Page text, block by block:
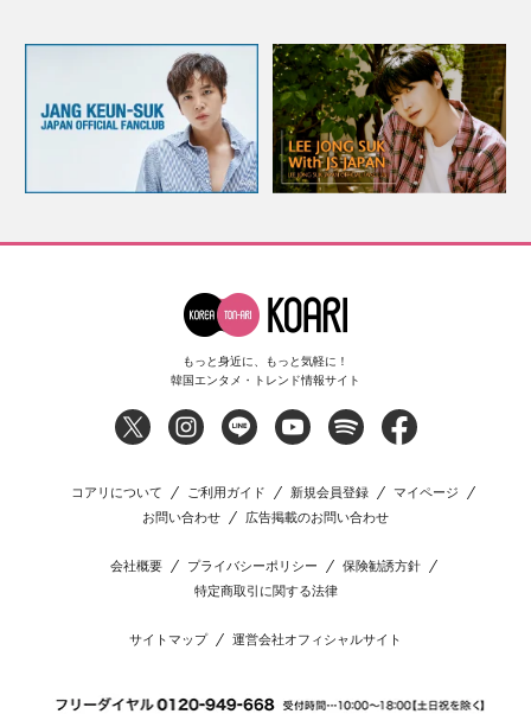
もっと身近に、もっと気軽に！
韓国エンタメ・トレンド情報サイト
コアリについて ご利用ガイド 新規会員登録
マイページ
お問い合わせ
広告掲載のお問い合わせ
会社概要 プライバシーポリシー
保険勧誘方針
特定商取引に関する法律
サイトマップ 運営会社オフィシャルサイト